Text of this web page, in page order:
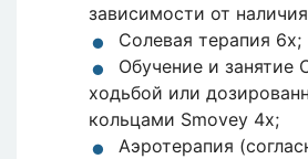
зависимости от
Солевая терапия 6x;
Обучение и занятие
ходьбой или
кольцами Smovey 4x;
Аэротерапия